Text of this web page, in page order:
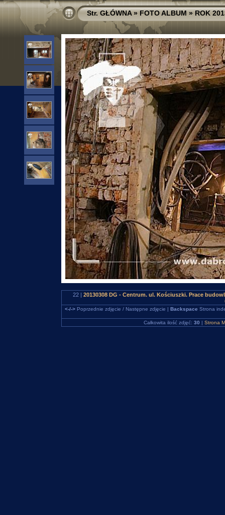
Str. GŁÓWNA»FOTO ALBUM»ROK
22 | 20130308 DG - Centrum. ul. Kościuszki. Prace
<-/->Poprzednie zdjęcie / Następne zdjęcie | Backspace Strona
Całkowita ilość zdjęć: 30 | Strona